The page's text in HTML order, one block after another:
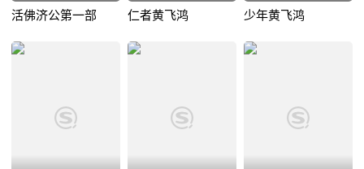
活佛济公第一部 仁者黄飞鸿 少年黄飞鸿